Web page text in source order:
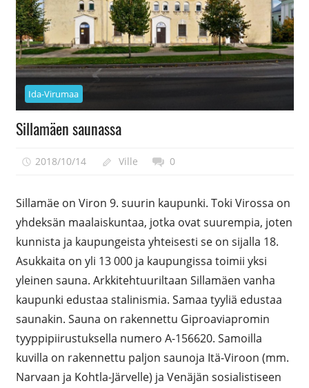
Ida-Virumaa
Sillamäen saunassa
2018/10/14 Ville 0
Sillamäe on Viron 9. suurin kaupunki. Toki Virossa on
yhdeksän maalaiskuntaa, jotka ovat suurempia, joten
kunnista ja kaupungeista yhteisesti se on sijalla 18.
Asukkaita on yli 13 000 ja kaupungissa toimii yksi
yleinen sauna. Arkkitehtuuriltaan Sillamäen vanha
kaupunki edustaa stalinismia. Samaa tyyliä edustaa
saunakin. Sauna on rakennettu Giproaviapromin
tyyppipiirustuksella numero A-156620. Samoilla
kuvilla on rakennettu paljon saunoja Itä-Viroon (mm.
Narvaan ja Kohtla-Järvelle) ja Venäjän sosialistiseen